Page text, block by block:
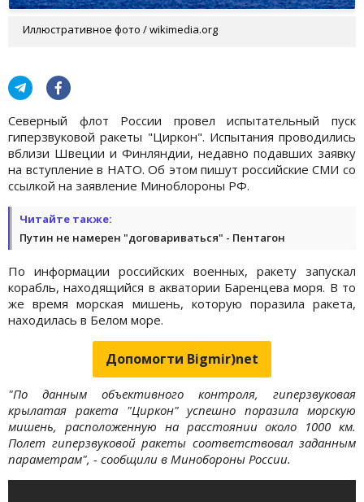
Иллюстративное фото / wikimedia.org
Северный флот России провел испытательный пуск
гиперзвуковой ракеты "Циркон". Испытания проводились
вблизи Швеции и Финляндии, недавно подавших заявку
на вступление в НАТО. Об этом пишут российские СМИ со
ссылкой на заявление Миноблороны РФ.
Читайте также:
Путин не намерен "договариваться" - Пентагон
По информации российских военных, ракету запускал
корабль, находящийся в акватории Баренцева моря. В то
же время морская мишень, которую поразила ракета,
находилась в Белом море.
Допомогти Bigmir)net
"По данным объективного контроля, гиперзвуковая
крылатая ракета "Циркон" успешно поразила морскую
мишень, расположенную на расстоянии около 1000 км.
Полет гиперзвуковой ракеты соответствовал заданным
параметрам", - сообщили в Минобороны России.